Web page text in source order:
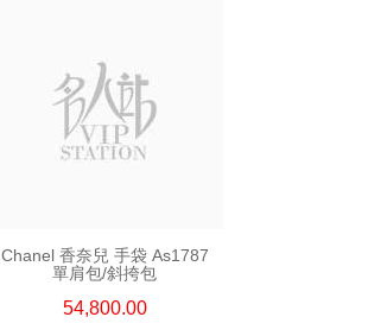
Chanel 香奈兒 手袋 As1787
單肩包/斜挎包
54,800.00